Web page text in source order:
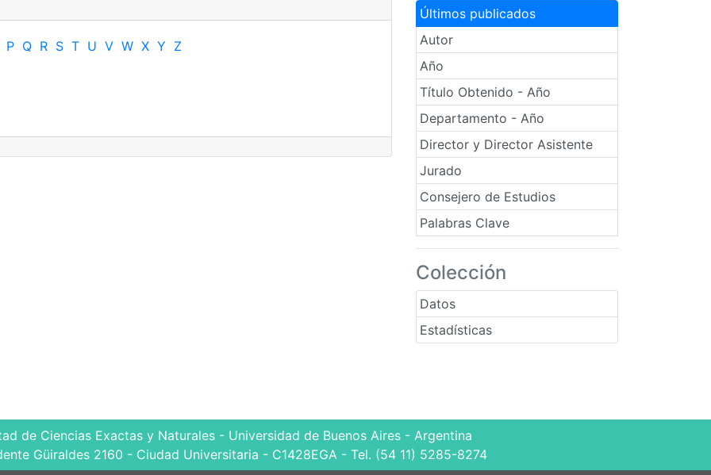
Últimos publicados
Autor
Año
Título Obtenido - Año
Departamento - Año
Director y Director Asistente
Jurado
Consejero de Estudios
Palabras Clave
Colección
Datos
Estadísticas
P Q R S T U V W X Y Z
de Ciencias Exactas y Naturales - Universidad de Buenos Aires - Argentina
Güiraldes 2160 - Ciudad Universitaria - C1428EGA - Tel. (54 11) 5285-8274